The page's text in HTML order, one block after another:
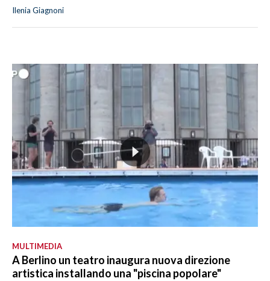
Ilenia Giagnoni
MULTIMEDIA
A Berlino un teatro inaugura nuova direzione
artistica installando una "piscina popolare"